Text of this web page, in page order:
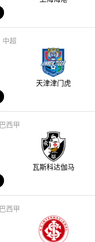
中超
天津津门虎
巴西甲
瓦斯科达伽马
巴西甲